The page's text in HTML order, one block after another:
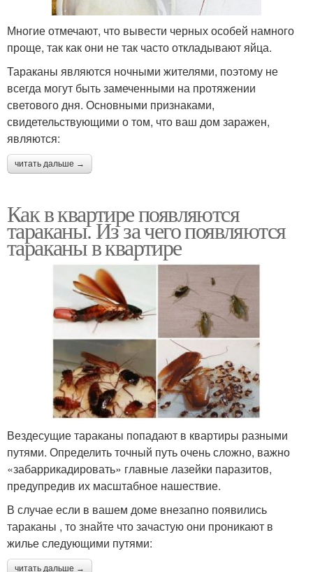
Многие отмечают, что вывести черных особей намного
проще, так как они не так часто откладывают яйца.
Тараканы являются ночными жителями, поэтому не
всегда могут быть замеченными на протяжении
светового дня. Основными признаками,
свидетельствующими о том, что ваш дом заражен,
являются:
читать дальше →
Как в квартире появляются
тараканы. Из за чего появляются
тараканы в квартире
Вездесущие тараканы попадают в квартиры разными
путями. Определить точный путь очень сложно, важно
«забаррикадировать» главные лазейки паразитов,
предупредив их масштабное нашествие.
В случае если в вашем доме внезапно появились
тараканы , то знайте что зачастую они проникают в
жилье следующими путями:
читать дальше →